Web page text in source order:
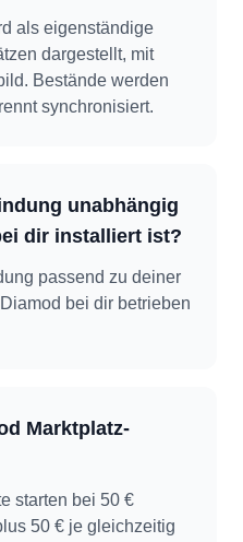
als eigenständige
dargestellt, mit
Bestände werden
synchronisiert.
unabhängig
dir installiert ist?
passend zu deiner
bei dir betrieben
Marktplatz-
starten bei 50 €
50 € je gleichzeitig